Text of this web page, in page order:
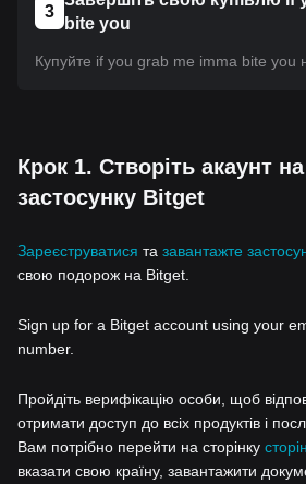
3
bite you
Купуйте if you grab me imma bite you
Крок 1. Створіть акаунт
застосунку Bitget
Зареєструватися та завантажте
свою подорож на Bitget.
Sign up for a Bitget account using your
number.
Пройдіть верифікацію особи, щоб
отримати доступ до всіх продуктів і
Вам потрібно перейти на сторінку
вказати свою країну, завантажити